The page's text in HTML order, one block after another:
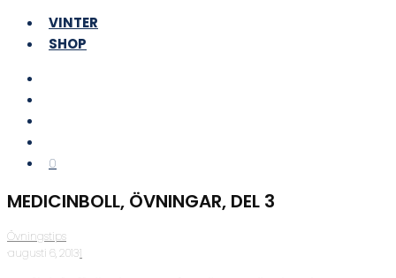
VINTER
SHOP
0
MEDICINBOLL, ÖVNINGAR, DEL 3
Övningstips
·augusti 6, 2013·1